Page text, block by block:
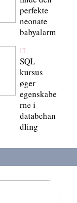
perfekte
neonate
babyalarm
IT
SQL
kursus
øger
egenskabe
rne i
databehan
dling